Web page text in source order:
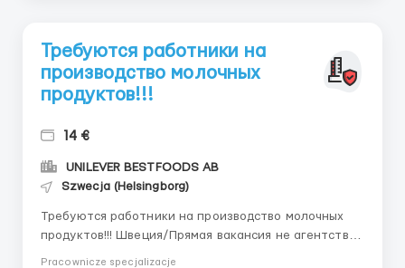
Требуются работники на
производство молочных
продуктов!!!
14 €
UNILEVER BESTFOODS AB
Szwecja (Helsingborg)
Требуются работники на производство молочных
продуктов!!! Швеция/Прямая вакансия не агентство!!
Pracownicze specjalizacje